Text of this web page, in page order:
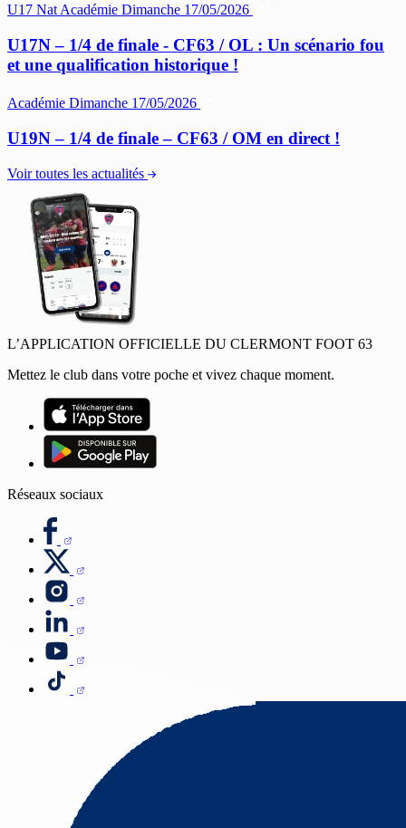
U17 Nat Académie Dimanche 17/05/2026
U17N – 1/4 de finale - CF63 / OL : Un scénario fou
et une qualification historique !
Académie Dimanche 17/05/2026
U19N – 1/4 de finale – CF63 / OM en direct !
Voir toutes les actualités
L’APPLICATION OFFICIELLE DU CLERMONT FOOT 63
Mettez le club dans votre poche et vivez chaque moment.
Réseaux sociaux